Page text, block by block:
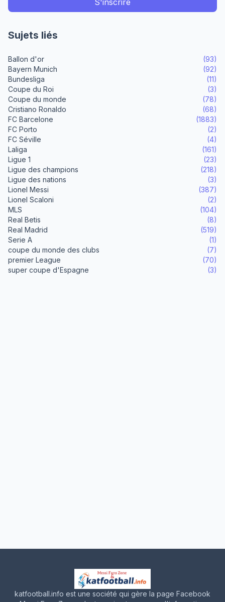
Sujets liés
Ballon d'or
(93)
Bayern Munich
(92)
Bundesliga
(11)
Coupe du Roi
(3)
Coupe du monde
(78)
Cristiano Ronaldo
(68)
FC Barcelone
(1883)
FC Porto
(2)
FC Séville
(4)
Laliga
(161)
Ligue 1
(23)
Ligue des champions
(218)
Ligue des nations
(3)
Lionel Messi
(387)
Lionel Scaloni
(2)
MLS
(104)
Real Betis
(8)
Real Madrid
(519)
Serie A
(1)
coupe du monde des clubs
(7)
premier League
(70)
super coupe d'Espagne
(3)
katfootball.info est une société qui gère la page Facebook